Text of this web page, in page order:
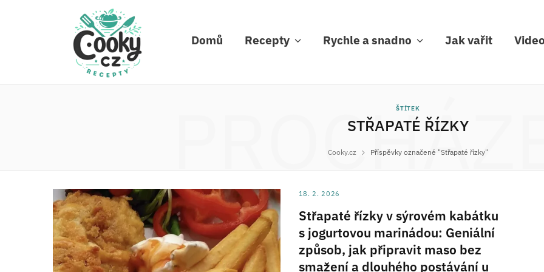
Domů Recepty Rychle a snadno Jak vařit Video
ŠTÍTEK
STŘAPATÉ ŘÍZKY
Cooky.cz Příspěvky označené "Střapaté řízky"
18. 2. 2026
Střapaté řízky v sýrovém kabátku
s jogurtovou marinádou: Geniální
způsob, jak připravit maso bez
smažení a dlouhého postávání u